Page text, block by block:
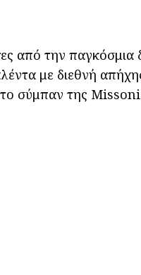
από την παγκόσμια
με διεθνή
σύμπαν της